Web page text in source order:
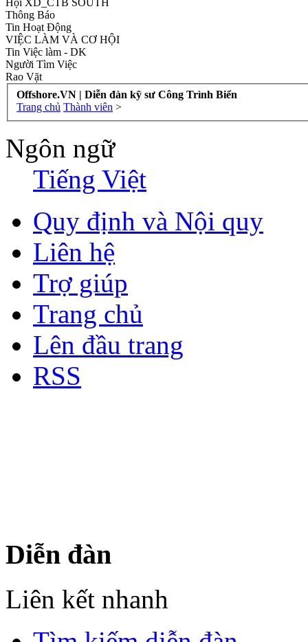
Hội XD_CTB SOUTH
Thông Báo
Tin Hoạt Động
VIỆC LÀM VÀ CƠ HỘI
Tin Việc làm - DK
Người Tìm Việc
Rao Vặt
Offshore.VN | Diễn đàn kỹ sư Công Trình Biển
Trang chủ Thành viên >
Ngôn ngữ
Tiếng Việt
Quy định và Nội quy
Liên hệ
Trợ giúp
Trang chủ
Lên đầu trang
RSS
Diễn đàn
Liên kết nhanh